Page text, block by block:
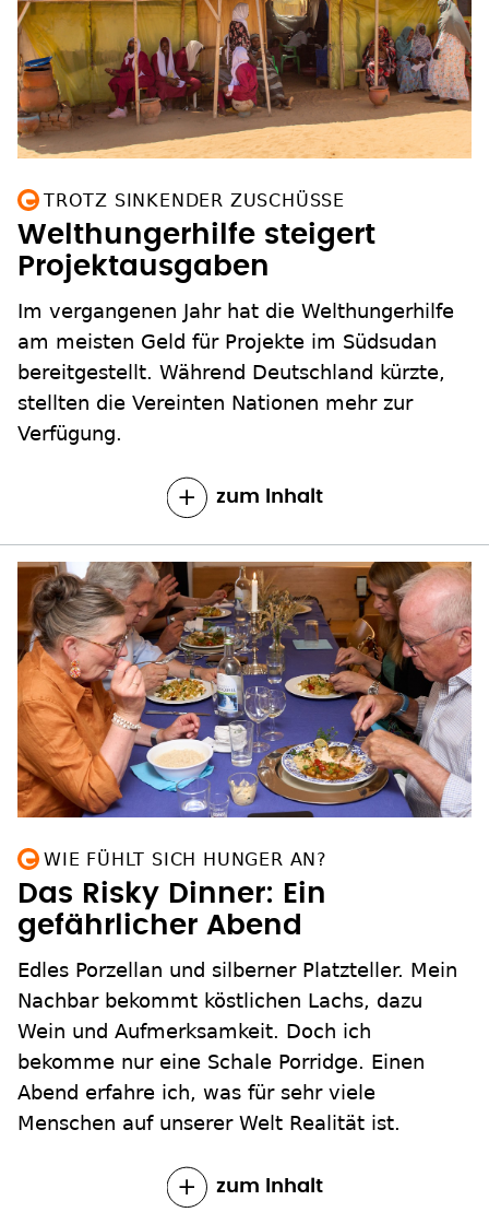
TROTZ SINKENDER ZUSCHÜSSE
Welthungerhilfe steigert
Projektausgaben
Im vergangenen Jahr hat die Welthungerhilfe
am meisten Geld für Projekte im Südsudan
bereitgestellt. Während Deutschland kürzte,
stellten die Vereinten Nationen mehr zur
Verfügung.
zum Inhalt
WIE FÜHLT SICH HUNGER AN?
Das Risky Dinner: Ein
gefährlicher Abend
Edles Porzellan und silberner Platzteller. Mein
Nachbar bekommt köstlichen Lachs, dazu
Wein und Aufmerksamkeit. Doch ich
bekomme nur eine Schale Porridge. Einen
Abend erfahre ich, was für sehr viele
Menschen auf unserer Welt Realität ist.
zum Inhalt